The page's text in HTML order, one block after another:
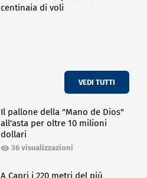
centinaia di voli
VEDI TUTTI
Il pallone della "Mano de Dios"
all'asta per oltre 10 milioni
dollari
36 visualizzazioni
A Capri i 220 metri del più